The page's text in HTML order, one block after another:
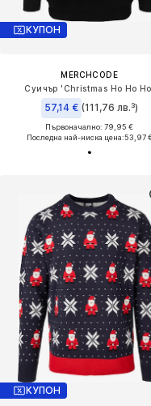
КУПОН
MERCHCODE
Суичър 'Christmas Ho Ho
57,14 € (111,76 лв.³)
Първоначално: 79,95 €
Последна най-ниска цена:53,97
КУПОН